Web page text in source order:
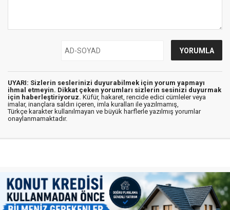
UYARI: Sizlerin seslerinizi duyurabilmek için yorum yapmayı
ihmal etmeyin. Dikkat çeken yorumları sizlerin sesinizi duyurmak
için haberleştiriyoruz. Küfür, hakaret, rencide edici cümleler veya
imalar, inançlara saldırı içeren, imla kuralları ile yazılmamış,
Türkçe karakter kullanılmayan ve büyük harflerle yazılmış yorumlar
onaylanmamaktadır.